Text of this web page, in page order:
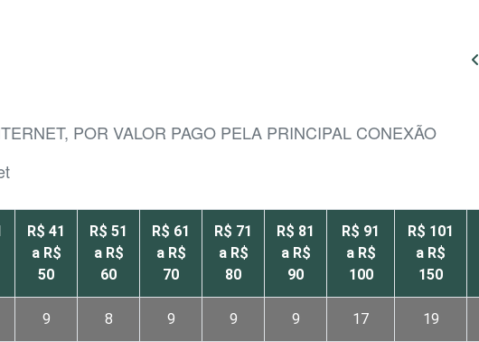
POR VALOR PAGO PELA PRINCIPAL CONEXÃO
R$ 41
a R$
50
R$ 51
a R$
60
R$ 61
a R$
70
R$ 71
a R$
80
R$ 81
a R$
90
R$ 91
a R$
100
R$ 101
a R$
150
9 8 9 9 9 17 19